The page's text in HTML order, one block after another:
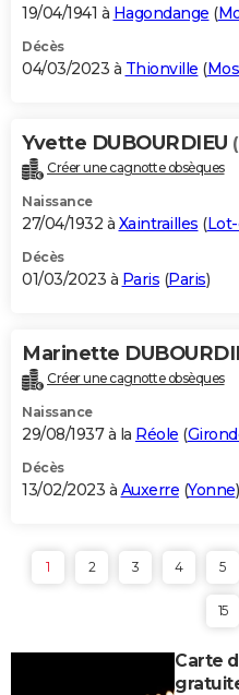
19/04/1941 à Hagondange (
Décès
04/03/2023 à Thionville (
Yvette DUBOURDIEU
Créer une cagnotte obsèques
Naissance
27/04/1932 à Xaintrailles (
Décès
01/03/2023 à Paris (Paris)
Marinette
Créer une cagnotte obsèques
Naissance
29/08/1937 à la Réole (
Décès
13/02/2023 à Auxerre (Yonne)
1 2 3 4 5
15
Carte